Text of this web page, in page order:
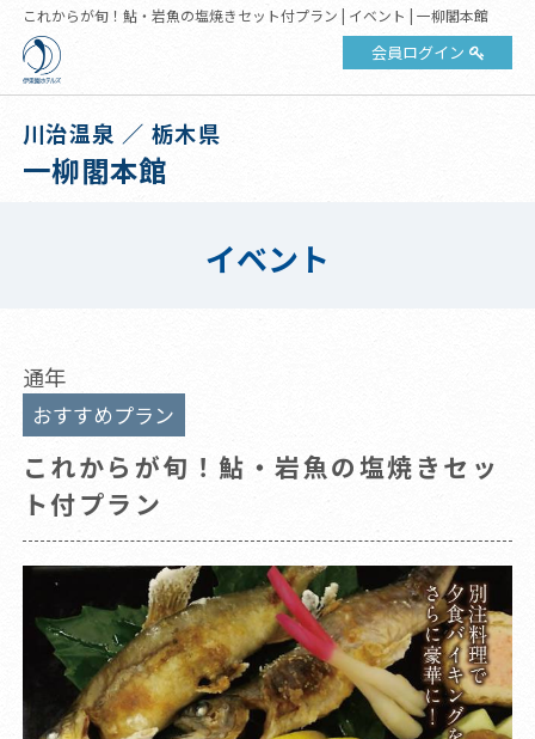
これからが旬！鮎・岩魚の塩焼きセット付プラン | イベント | 一柳閣本館
会員ログイン
川治温泉 ／ 栃木県
一柳閣本館
イベント
通年
おすすめプラン
これからが旬！鮎・岩魚の塩焼きセッ
ト付プラン